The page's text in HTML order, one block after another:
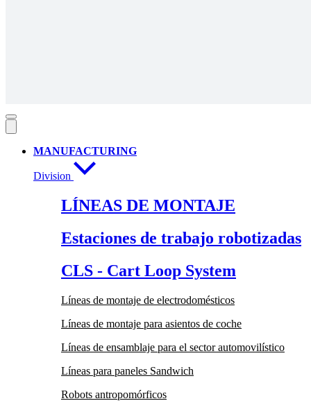
MANUFACTURING
Division
LÍNEAS DE MONTAJE
Estaciones de trabajo robotizadas
CLS - Cart Loop System
Líneas de montaje de electrodomésticos
Líneas de montaje para asientos de coche
Líneas de ensamblaje para el sector automovilístico
Líneas para paneles Sandwich
Robots antropomórficos